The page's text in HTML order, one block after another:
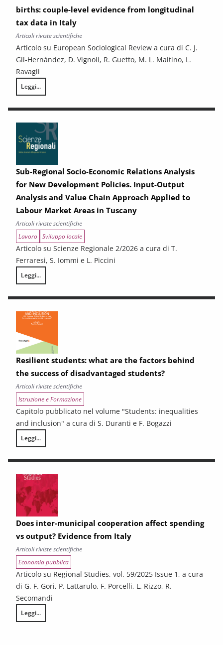
births: couple-level evidence from longitudinal
tax data in Italy
Articoli riviste scientifiche
Articolo su European Sociological Review a cura di C. J.
Gil-Hernández, D. Vignoli, R. Guetto, M. L. Maitino, L.
Ravagli
Leggi...
Positive effects of his and her income on first births: couple-level
Sub-Regional Socio-Economic Relations Analysis
for New Development Policies. Input-Output
Analysis and Value Chain Approach Applied to
Labour Market Areas in Tuscany
Articoli riviste scientifiche
Lavoro Sviluppo locale
Articolo su Scienze Regionale 2/2026 a cura di T.
Ferraresi, S. Iommi e L. Piccini
Leggi...
Sub-Regional Socio-Economic Relations Analysis for New
Resilient students: what are the factors behind
the success of disadvantaged students?
Articoli riviste scientifiche
Istruzione e Formazione
Capitolo pubblicato nel volume "Students: inequalities
and inclusion" a cura di S. Duranti e F. Bogazzi
Leggi...
Resilient students: what are the factors behind the success of
Does inter-municipal cooperation affect spending
vs output? Evidence from Italy
Articoli riviste scientifiche
Economia pubblica
Articolo su Regional Studies, vol. 59/2025 Issue 1, a cura
di G. F. Gori, P. Lattarulo, F. Porcelli, L. Rizzo, R.
Secomandi
Leggi...
Does inter-municipal cooperation affect spending vs output?